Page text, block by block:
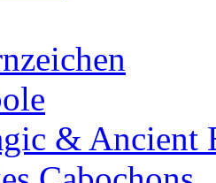
& Ancient